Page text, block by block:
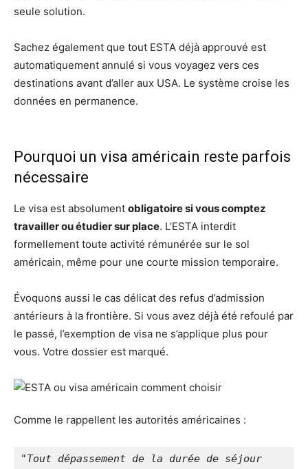
seule solution.
Sachez également que tout ESTA déjà approuvé est
automatiquement annulé si vous voyagez vers ces
destinations avant d’aller aux USA. Le système croise les
données en permanence.
Pourquoi un visa américain reste parfois
nécessaire
Le visa est absolument obligatoire si vous comptez
travailler ou étudier sur place. L’ESTA interdit
formellement toute activité rémunérée sur le sol
américain, même pour une courte mission temporaire.
Évoquons aussi le cas délicat des refus d’admission
antérieurs à la frontière. Si vous avez déjà été refoulé par
le passé, l’exemption de visa ne s’applique plus pour
vous. Votre dossier est marqué.
Comme le rappellent les autorités américaines :
"Tout dépassement de la durée de séjour